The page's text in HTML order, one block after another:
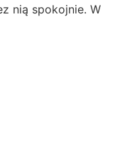
nią spokojnie. W